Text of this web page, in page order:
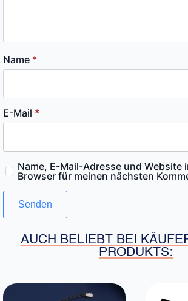
Name *
E-Mail *
Name, E-Mail-Adresse und Website
Browser für meinen nächsten
AUCH BELIEBT BEI
PRODUKTS: